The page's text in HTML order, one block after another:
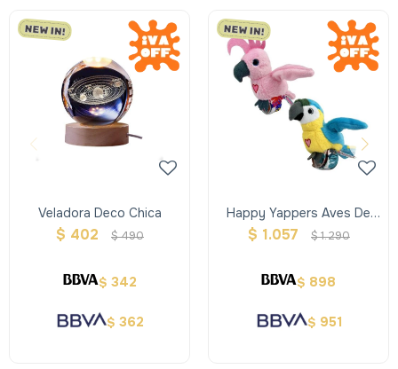
Veladora Deco Chica
$ 402 $490
$ 342
$ 362
Happy Yappers Aves De
Peluche Interactivas Con
$ 1.057 $1.290
$ 898
$ 951